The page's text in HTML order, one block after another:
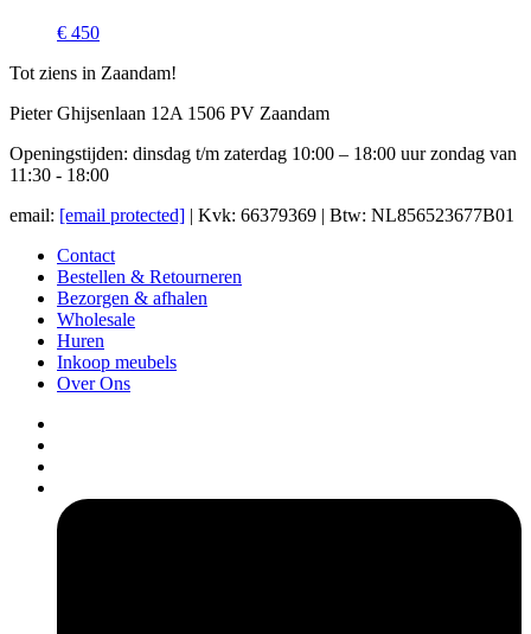
€ 450
Tot ziens in Zaandam!
Pieter Ghijsenlaan 12A 1506 PV Zaandam
Openingstijden: dinsdag t/m zaterdag 10:00 – 18:00 uur zondag van
11:30 - 18:00
email: [email protected] | Kvk: 66379369 | Btw: NL856523677B01
Contact
Bestellen & Retourneren
Bezorgen & afhalen
Wholesale
Huren
Inkoop meubels
Over Ons